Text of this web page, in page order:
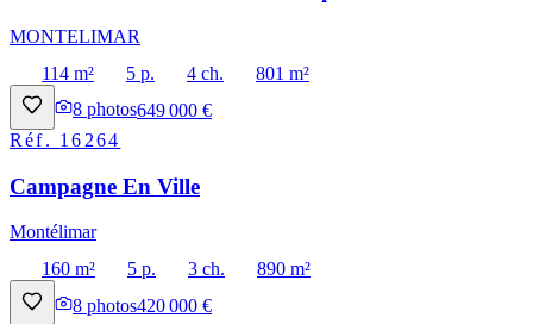
MONTELIMAR
114 m²
5 p. 4 ch.
801 m²
8 photos649 000 €
Réf. 16264
Campagne En Ville
Montélimar
160 m²
5 p. 3 ch.
890 m²
8 photos420 000 €